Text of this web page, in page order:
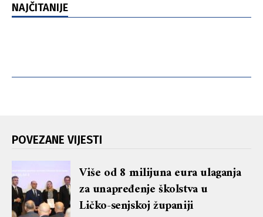
NAJČITANIJE
POVEZANE VIJESTI
Više od 8 milijuna eura ulaganja
za unapređenje školstva u
Ličko-senjskoj županiji